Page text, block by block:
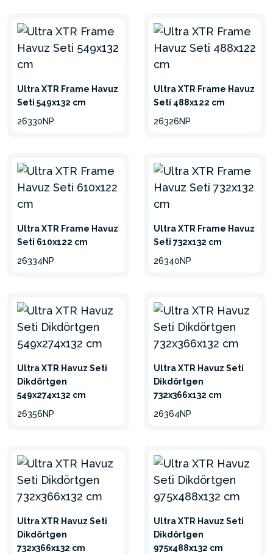
ÇERÇEVE TASARIMI
Sağlam, dayanıklı ve
yüksek kaliteli galvanizli çelik
çerçeveler.
Ek alet gerektirmeden
kolayca yerine oturur
Ultra XTR Frame Havuz
Seti 549x132 cm
26330NP
Ultra XTR Frame Havuz
Seti 488x122 cm
26326NP
Ultra XTR Frame Havuz
Seti 610x122 cm
26334NP
Ultra XTR Frame Havuz
Seti 732x132 cm
26340NP
Ultra XTR Havuz Seti
Dikdörtgen
549x274x132 cm
26356NP
Ultra XTR Havuz Seti
Dikdörtgen
732x366x132 cm
26364NP
Ultra XTR Havuz Seti
Dikdörtgen
732x366x132 cm
Ultra XTR Havuz Seti
Dikdörtgen
975x488x132 cm